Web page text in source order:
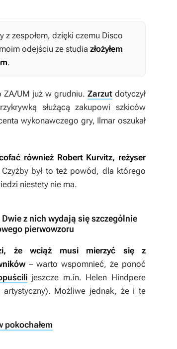
z zespołem, dzięki czemu Disco
odejściu ze studia złożyłem
.
UM już w grudniu. Zarzut dotyczył
służącą zakupowi szkiców
wykonawczego gry, Ilmar oszukał
również Robert Kurvitz, reżyser
był to też powód, dla którego
niestety nie ma.
z nich wydają się szczególnie
pierwowzoru
że wciąż musi mierzyć się z
– warto wspomnieć, że ponoć
jeszcze m.in. Helen Hindpere
artystyczny). Możliwe jednak, że i te
pokochałem